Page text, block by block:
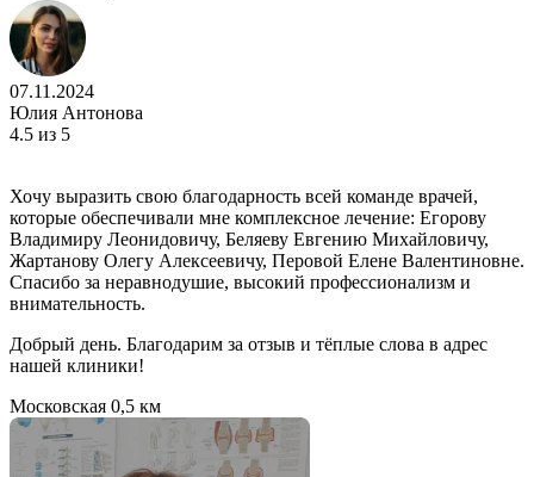
07.11.2024
Юлия Антонова
4.5 из 5
Хочу выразить свою благодарность всей команде врачей,
которые обеспечивали мне комплексное лечение: Егорову
Владимиру Леонидовичу, Беляеву Евгению Михайловичу,
Жартанову Олегу Алексеевичу, Перовой Елене Валентиновне.
Спасибо за неравнодушие, высокий профессионализм и
внимательность.
Добрый день. Благодарим за отзыв и тёплые слова в адрес
нашей клиники!
Московская 0,5 км